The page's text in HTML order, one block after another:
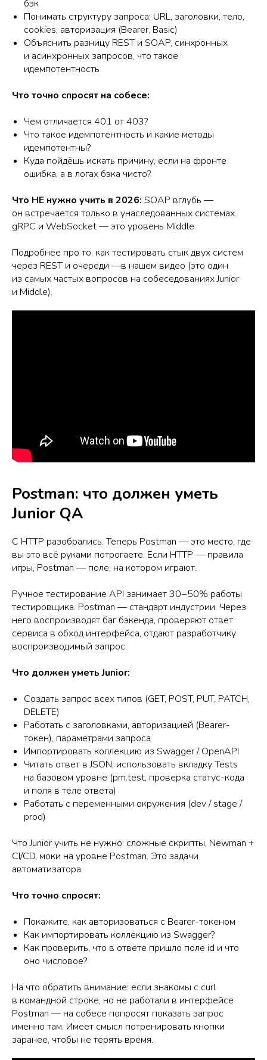
бэк
Понимать структуру запроса: URL, заголовки, тело,
cookies, авторизация (Bearer, Basic)
Объяснить разницу REST и SOAP, синхронных
и асинхронных запросов, что такое
идемпотентность
Что точно спросят на собесе:
Чем отличается 401 от 403?
Что такое идемпотентность и какие методы
идемпотентны?
Куда пойдёшь искать причину, если на фронте
ошибка, а в логах бэка чисто?
Что НЕ нужно учить в 2026: SOAP вглубь —
он встречается только в унаследованных системах.
gRPC и WebSocket — это уровень Middle.
Подробнее про то, как тестировать стык двух систем
через REST и очереди —в нашем видео (это один
из самых частых вопросов на собеседованиях Junior
и Middle).
Postman: что должен уметь
Junior QA
С HTTP разобрались. Теперь Postman — это место, где
вы это всё руками потрогаете. Если HTTP — правила
игры, Postman — поле, на котором играют.
Ручное тестирование API занимает 30−50% работы
тестировщика. Postman — стандарт индустрии. Через
него воспроизводят баг бэкенда, проверяют ответ
сервиса в обход интерфейса, отдают разработчику
воспроизводимый запрос.
Что должен уметь Junior:
Создать запрос всех типов (GET, POST, PUT, PATCH,
DELETE)
Работать с заголовками, авторизацией (Bearer-
токен), параметрами запроса
Импортировать коллекцию из Swagger / OpenAPI
Читать ответ в JSON, использовать вкладку Tests
на базовом уровне (pm.test, проверка статус-кода
и поля в теле ответа)
Работать с переменными окружения (dev / stage /
prod)
Что Junior учить не нужно: сложные скрипты, Newman +
CI/CD, моки на уровне Postman. Это задачи
автоматизатора.
Что точно спросят:
Покажите, как авторизоваться с Bearer-токеном
Как импортировать коллекцию из Swagger?
Как проверить, что в ответе пришло поле id и что
оно числовое?
На что обратить внимание: если знакомы с curl
в командной строке, но не работали в интерфейсе
Postman — на собесе попросят показать запрос
именно там. Имеет смысл потренировать кнопки
заранее, чтобы не терять время.